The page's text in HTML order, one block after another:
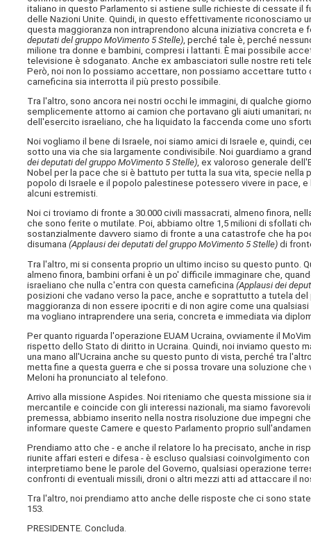
italiano in questo Parlamento si astiene sulle richieste di cessate
delle Nazioni Unite. Quindi, in questo effettivamente riconosciamo
questa maggioranza non intraprendono alcuna iniziativa concreta
deputati del gruppo MoVimento 5 Stelle) , perché tale è, perché
milione tra donne e bambini, compresi i lattanti. È mai possibile
televisione è sdoganato. Anche ex ambasciatori sulle nostre reti
Però, noi non lo possiamo accettare, non possiamo accettare
carneficina sia interrotta il più presto possibile.
Tra l'altro, sono ancora nei nostri occhi le immagini, di qualche
semplicemente attorno ai camion che portavano gli aiuti umanitari;
dell'esercito israeliano, che ha liquidato la faccenda come uno
Noi vogliamo il bene di Israele, noi siamo amici di Israele e, quindi,
sotto una via che sia largamente condivisibile. Noi guardiamo a
dei deputati del gruppo MoVimento 5 Stelle), ex valoroso generale
Nobel per la pace che si è battuto per tutta la sua vita, specie nella
popolo di Israele e il popolo palestinese potessero vivere in pace,
alcuni estremisti.
Noi ci troviamo di fronte a 30.000 civili massacrati, almeno finora,
che sono ferite o mutilate. Poi, abbiamo oltre 1,5 milioni di sfollati
sostanzialmente davvero siamo di fronte a una catastrofe che ha
disumana(Applausi dei deputati del gruppo MoVimento 5 Stelle) di
Tra l'altro, mi si consenta proprio un ultimo inciso su questo punto.
almeno finora, bambini orfani è un po' difficile immaginare che,
israeliano che nulla c'entra con questa carneficina(Applausi dei
posizioni che vadano verso la pace, anche e soprattutto a tutela
maggioranza di non essere ipocriti e di non agire come una
ma vogliano intraprendere una seria, concreta e immediata via
Per quanto riguarda l'operazione EUAM Ucraina, ovviamente il
rispetto dello Stato di diritto in Ucraina. Quindi, noi inviamo questo
una mano all'Ucraina anche su questo punto di vista, perché tra
metta fine a questa guerra e che si possa trovare una soluzione
Meloni ha pronunciato al telefono.
Arrivo alla missione Aspides. Noi riteniamo che questa missione
mercantile e coincide con gli interessi nazionali, ma siamo
premessa, abbiamo inserito nella nostra risoluzione due impegni
informare queste Camere e questo Parlamento proprio
Prendiamo atto che - e anche il relatore lo ha precisato, anche in
riunite affari esteri e difesa - è escluso qualsiasi coinvolgimento
interpretiamo bene le parole del Governo, qualsiasi operazione
confronti di eventuali missili, droni o altri mezzi atti ad attaccare il
Tra l'altro, noi prendiamo atto anche delle risposte che ci sono
153.
PRESIDENTE. Concluda.